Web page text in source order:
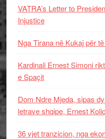
VATRA’s Letter to
Injustice
Nga Tirana në Kukaj për
Kardinali Ernest Simoni
e Spaçit
Dom Ndre Mjeda, sipas
letrave shqipe, Ernest
36 vjet tranzicion, nga